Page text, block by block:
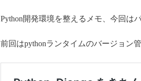
Python開発環境を整えるメモ、今回は
前回はpythonランタイムのバージョン